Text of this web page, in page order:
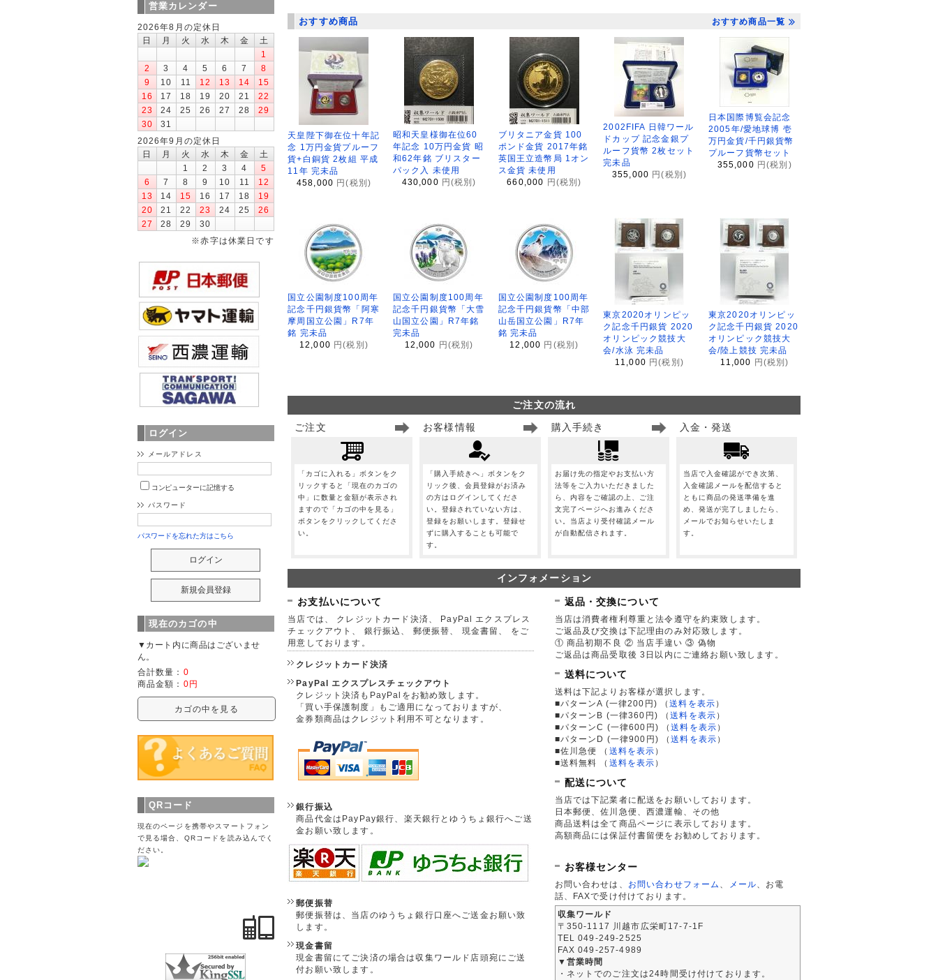
おすすめ商品 おすすめ商品一覧
天皇陛下御在位十年記
念 1万円金貨プルーフ
貨+白銅貨 2枚組 平成
11年 完未品
458,000 円(税別)
昭和天皇様御在位60
年記念 10万円金貨 昭
和62年銘 ブリスター
パック入 未使用
430,000 円(税別)
ブリタニア金貨 100
ポンド金貨 2017年銘
英国王立造幣局 1オン
ス金貨 未使用
660,000 円(税別)
2002FIFA 日韓ワール
ドカップ 記念金銀プ
ルーフ貨幣 2枚セット
完未品
355,000 円(税別)
日本国際博覧会記念
2005年/愛地球博 壱
万円金貨/千円銀貨幣
プルーフ貨幣セット
355,000 円(税別)
国立公園制度100周年
記念千円銀貨幣「阿寒
摩周国立公園」R7年
銘 完未品
12,000 円(税別)
国立公園制度100周年
記念千円銀貨幣「大雪
山国立公園」R7年銘
完未品
12,000
円(税別)
国立公園制度100周年
記念千円銀貨幣「中部
山岳国立公園」R7年
銘 完未品
12,000 円(税別)
東京2020オリンピッ
ク記念千円銀貨 2020
オリンピック競技大
会/水泳 完未品
11,000 円(税別)
東京2020オリンピッ
ク記念千円銀貨 2020
オリンピック競技大
会/陸上競技 完未品
11,000
円(税別)
ご注文の流れ
ご注文
「カゴに入れる」ボタンをク
リックすると「現在のカゴの
中」に数量と金額が表示され
ますので「カゴの中を見る」
ボタンをクリックしてくださ
い。
お客様情報
「購入手続きへ」ボタンをク
リック後、会員登録がお済み
の方はログインしてくださ
い。登録されていない方は、
登録をお願いします。登録せ
ずに購入することも可能で
す。
購入手続き
お届け先の指定やお支払い方
法等をご入力いただきました
ら、内容をご確認の上、ご注
文完了ページへお進みくださ
い。当店より受付確認メール
が自動配信されます。
入金・発送
当店で入金確認ができ次第、
入金確認メールを配信すると
ともに商品の発送準備を進
め、発送が完了しましたら、
メールでお知らせいたしま
す。
インフォメーション
お支払いについて
当店では、 クレジットカード決済、 PayPal エクスプレス
チェックアウト、 銀行振込、 郵便振替、 現金書留、 をご
用意しております。
クレジットカード決済
PayPal エクスプレスチェックアウト
クレジット決済もPayPalをお勧め致します。
「買い手保護制度」もご適用になっておりますが、
金券類商品はクレジット利用不可となります。
銀行振込
商品代金はPayPay銀行、楽天銀行とゆうちょ銀行へご送
金お願い致します。
郵便振替
郵便振替は、当店のゆうちょ銀行口座へご送金お願い致
します。
現金書留
現金書留にてご決済の場合は収集ワールド店頭宛にご送
付お願い致します。
返品・交換について
当店は消費者権利尊重と法令遵守を約束致します。
ご返品及び交換は下記理由のみ対応致します。
① 商品初期不良 ② 当店手違い ③ 偽物
ご返品は商品受取後 3日以内にご連絡お願い致します。
送料について
送料は下記よりお客様が選択します。
■パターンA (一律200円)
（送料を表示 ）
■パターンB (一律360円)
（送料を表示 ）
■パターンC (一律600円)
（送料を表示 ）
■パターンD (一律900円)
（送料を表示 ）
■佐川急便
（ 送料を表示 ）
■送料無料
（ 送料を表示 ）
配送について
当店では下記業者に配送をお願いしております。
日本郵便、佐川急便、西濃運輸、その他
商品送料は全て商品ページに表示しております。
高額商品には保証付書留便をお勧めしております。
お客様センター
お問い合わせは、 お問い合わせフォーム メール 、お電
話、FAXで受け付けております。
収集ワールド
〒350-1117 川越市広栄町17-7-1F
TEL 049-249-2525
FAX 049-257-4989
▼営業時間
・ネットでのご注文は24時間受け付けております。
営業カレンダー
2026年8月の定休日
日
月 火 水 木 金
土
1
2
3 4 5 6 7
8
9
10 11 12 13 14
15
16
17 18 19 20 21
22
23
24 25 26 27 28
29
30
31
2026年9月の定休日
日
月 火 水 木 金
土
1
2 3 4
5
6
7 8 9 10 11
12
13
14 15 16 17 18
19
20
21 22 23 24 25
26
27
28 29
30
※赤字は休業日です
ログイン
メールアドレス
コンピューターに記憶する
パスワード
パスワードを忘れた方はこちら
現在のカゴの中
▼カート内に商品はございませ
ん。
合計数量： 0
商品金額： 0円
カゴの中を見る
QRコード
現在のページを携帯やスマートフォン
で見る場合、QRコードを読み込んでく
ださい。